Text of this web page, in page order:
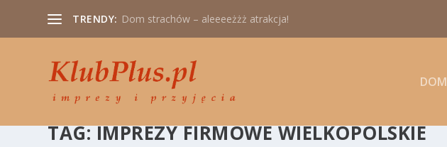
TRENDY: Dom strachów – aleeeeżżż atrakcja!
DOM
TAG:IMPREZY FIRMOWE WIELKOPOLSKIE